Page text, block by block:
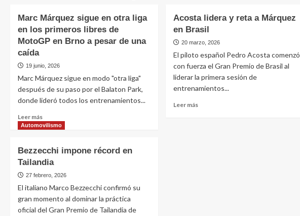
Marc Márquez sigue en otra liga
en los primeros libres de
MotoGP en Brno a pesar de una
caída
19 junio, 2026
Marc Márquez sigue en modo "otra liga"
después de su paso por el Balaton Park,
donde lideró todos los entrenamientos...
Leer más
Acosta lidera y reta a Márquez
en Brasil
20 marzo, 2026
El piloto español Pedro Acosta comenzó
con fuerza el Gran Premio de Brasil al
liderar la primera sesión de
entrenamientos...
Leer más
Automovilismo
Bezzecchi impone récord en
Tailandia
27 febrero, 2026
El italiano Marco Bezzecchi confirmó su
gran momento al dominar la práctica
oficial del Gran Premio de Tailandia de